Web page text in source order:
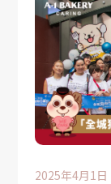
2025年4月1日